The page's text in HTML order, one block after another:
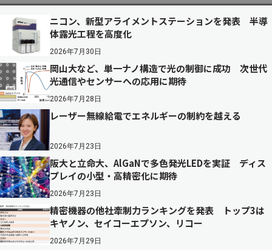
ニコン、新型アライメントステーションを発表 半導
体露光工程を高度化
2026年7月30日
岡山大など、単一ナノ構造で光の制御に成功 次世代
光通信やセンサーへの応用に期待
2026年7月28日
レーザー無線給電でエネルギーの制約を越える
2026年7月23日
阪大と立命大、AlGaNで多色発光LEDを実証 ディス
プレイの小型・高精密化に期待
2026年7月23日
精密機器の他社牽制力ランキングを発表 トップ3は
キヤノン、セイコーエプソン、リコー
2026年7月29日